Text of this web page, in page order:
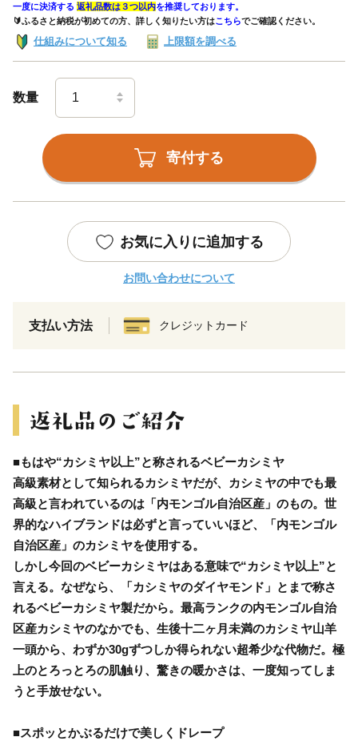
一度に決済する 返礼品数は３つ以内を推奨しております。
🔰ふるさと納税が初めての方、詳しく知りたい方はこちらでご確認ください。
仕組みについて知る 上限額を調べる
数量
寄付する
お気に入りに追加する
お問い合わせについて
支払い方法 クレジットカード
■もはや“カシミヤ以上”と称されるベビーカシミヤ
高級素材として知られるカシミヤだが、カシミヤの中でも最
高級と言われているのは「内モンゴル自治区産」のもの。世
界的なハイブランドは必ずと言っていいほど、「内モンゴル
自治区産」のカシミヤを使用する。
しかし今回のベビーカシミヤはある意味で“カシミヤ以上”と
言える。なぜなら、「カシミヤのダイヤモンド」とまで称さ
れるベビーカシミヤ製だから。最高ランクの内モンゴル自治
区産カシミヤのなかでも、生後十二ヶ月未満のカシミヤ山羊
一頭から、わずか30gずつしか得られない超希少な代物だ。極
上のとろっとろの肌触り、驚きの暖かさは、一度知ってしま
うと手放せない。
■スポッとかぶるだけで美しくドレープ